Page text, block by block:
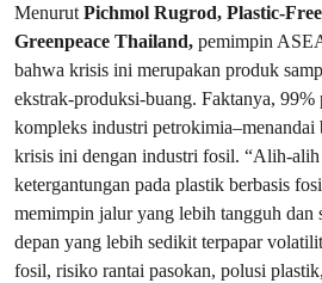
MenurutPichmol Rugrod, Plastic-
Greenpeace Thailand, pemimpin
bahwa krisis ini merupakan produk
ekstrak-produksi-buang. Faktanya, 99%
kompleks industri petrokimia–menandai
krisis ini dengan industri fosil. “Alih-alih
ketergantungan pada plastik berbasis
memimpin jalur yang lebih tangguh dan
depan yang lebih sedikit terpapar
fosil, risiko rantai pasokan, polusi